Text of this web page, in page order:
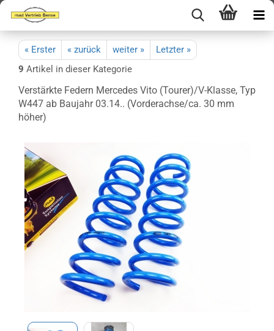
« Erster « zurück weiter »
Letzter »
9 Artikel in dieser Kategorie
Verstärkte Federn Mercedes Vito (Tourer)/V-Klasse, Typ
W447 ab Baujahr 03.14.. (Vorderachse/ca. 30 mm
höher)